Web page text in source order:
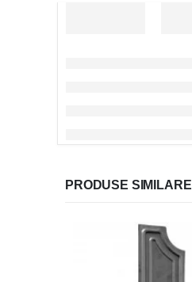
PRODUSE SIMILARE